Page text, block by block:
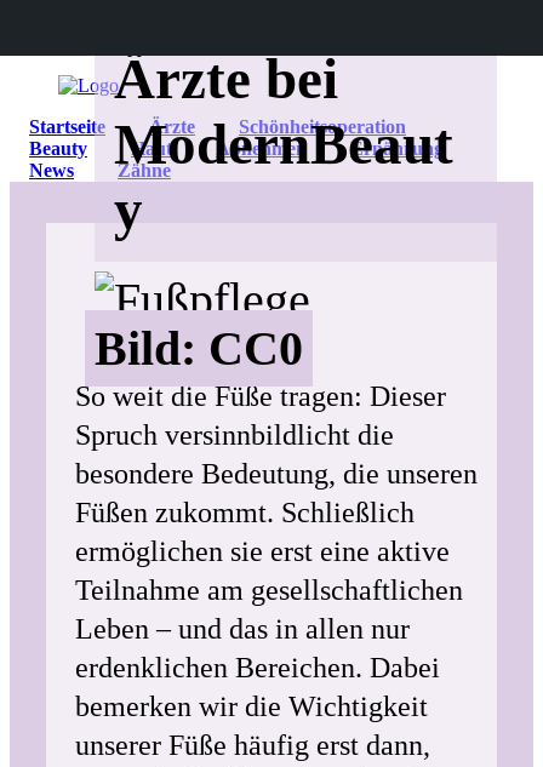
Startseite Ärzte
Schönheitsoperation
Beauty
Haut Abnehmen
Ernährung
News
Zähne
Bild: CC0
Ärzte bei
ModernBeaut
y
So weit die Füße tragen: Dieser
Spruch versinnbildlicht die
besondere Bedeutung, die unseren
Füßen zukommt. Schließlich
ermöglichen sie erst eine aktive
Teilnahme am gesellschaftlichen
Leben – und das in allen nur
erdenklichen Bereichen. Dabei
bemerken wir die Wichtigkeit
unserer Füße häufig erst dann,